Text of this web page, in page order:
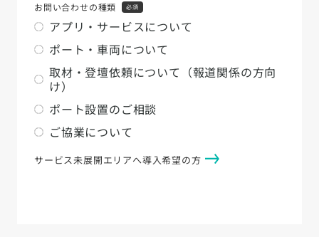
お問い合わせの種類 必須
アプリ・サービスについて
ポート・車両について
取材・登壇依頼について（報道関係の方向
け）
ポート設置のご相談
ご協業について
サービス未展開エリアへ導入希望の方